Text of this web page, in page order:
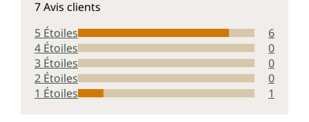
7 Avis clients
5 Étoiles
6
4 Étoiles
0
3 Étoiles
0
2 Étoiles
0
1 Étoiles
1